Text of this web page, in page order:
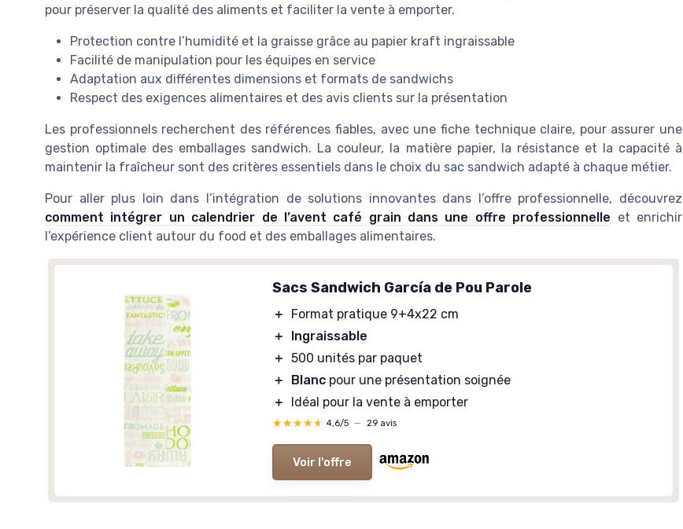
pour préserver la qualité des aliments et faciliter la vente à emporter.
Protection contre l’humidité et la graisse grâce au papier kraft ingraissable
Facilité de manipulation pour les équipes en service
Adaptation aux différentes dimensions et formats de sandwichs
Respect des exigences alimentaires et des avis clients sur la présentation
Les professionnels recherchent des références fiables, avec une fiche technique claire, pour assurer une
gestion optimale des emballages sandwich. La couleur, la matière papier, la résistance et la capacité à
maintenir la fraîcheur sont des critères essentiels dans le choix du sac sandwich adapté à chaque métier.
Pour aller plus loin dans l’intégration de solutions innovantes dans l’offre professionnelle, découvrez
comment intégrer un calendrier de l’avent café grain dans une offre professionnelle et enrichir
l’expérience client autour du food et des emballages alimentaires.
Sacs Sandwich García de Pou Parole
＋
Format pratique 9+4x22 cm
＋
Ingraissable
＋ 500 unités par paquet
＋
Blanc pour une présentation soignée
＋
Idéal pour la vente à emporter
★★★★★
★★★★★ 4,6/5 — 29 avis
Voir l'offre